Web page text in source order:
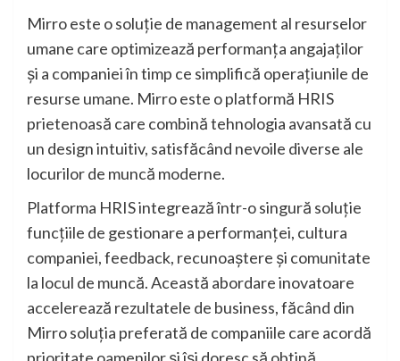
Mirro este o soluție de management al resurselor
umane care optimizează performanța angajaților
și a companiei în timp ce simplifică operațiunile de
resurse umane. Mirro este o platformă HRIS
prietenoasă care combină tehnologia avansată cu
un design intuitiv, satisfăcând nevoile diverse ale
locurilor de muncă moderne.
Platforma HRIS integrează într-o singură soluție
funcțiile de gestionare a performanței, cultura
companiei, feedback, recunoaștere și comunitate
la locul de muncă. Această abordare inovatoare
accelerează rezultatele de business, făcând din
Mirro soluția preferată de companiile care acordă